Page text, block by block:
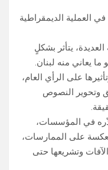
العملية الديمقراطية
يتأثر بشكلٍ
يعاني منه لبنان.
على الرأي العام،
وتحوير النصوص
في المؤسسات،
على الممارسات،
وتشريعها حتى